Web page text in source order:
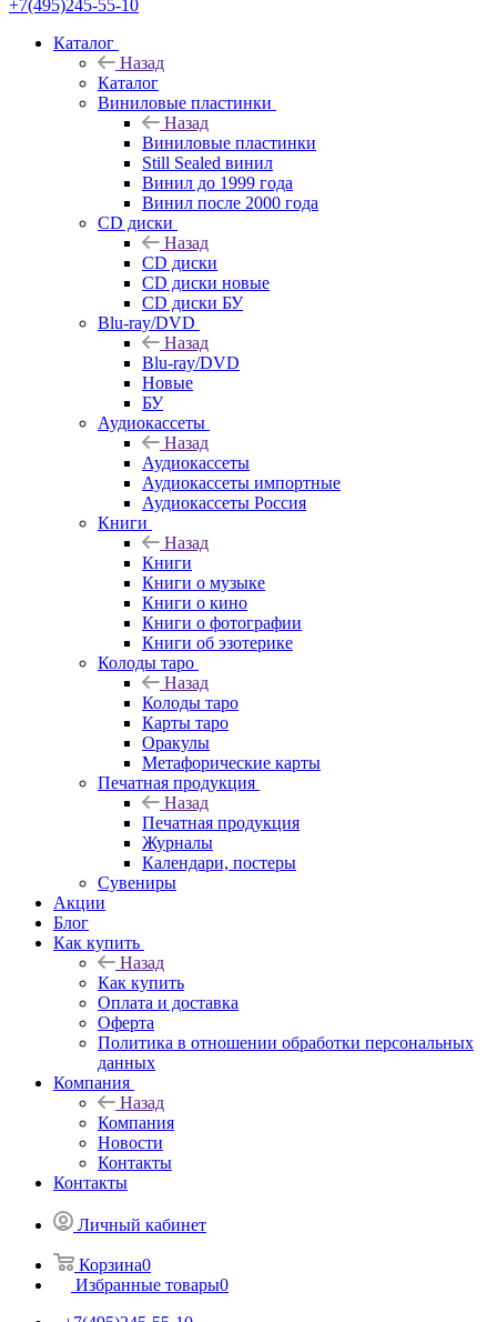
+7(495)245-55-10
Каталог
Назад
Каталог
Виниловые пластинки
Назад
Виниловые пластинки
Still Sealed винил
Винил до 1999 года
Винил после 2000 года
CD диски
Назад
CD диски
CD диски новые
CD диски БУ
Blu-ray/DVD
Назад
Blu-ray/DVD
Новые
БУ
Аудиокассеты
Назад
Аудиокассеты
Аудиокассеты импортные
Аудиокассеты Россия
Книги
Назад
Книги
Книги о музыке
Книги о кино
Книги о фотографии
Книги об эзотерике
Колоды таро
Назад
Колоды таро
Карты таро
Оракулы
Метафорические карты
Печатная продукция
Назад
Печатная продукция
Журналы
Календари, постеры
Сувениры
Акции
Блог
Как купить
Назад
Как купить
Оплата и доставка
Оферта
Политика в отношении обработки персональных
данных
Компания
Назад
Компания
Новости
Контакты
Контакты
Личный кабинет
Корзина0
Избранные товары0